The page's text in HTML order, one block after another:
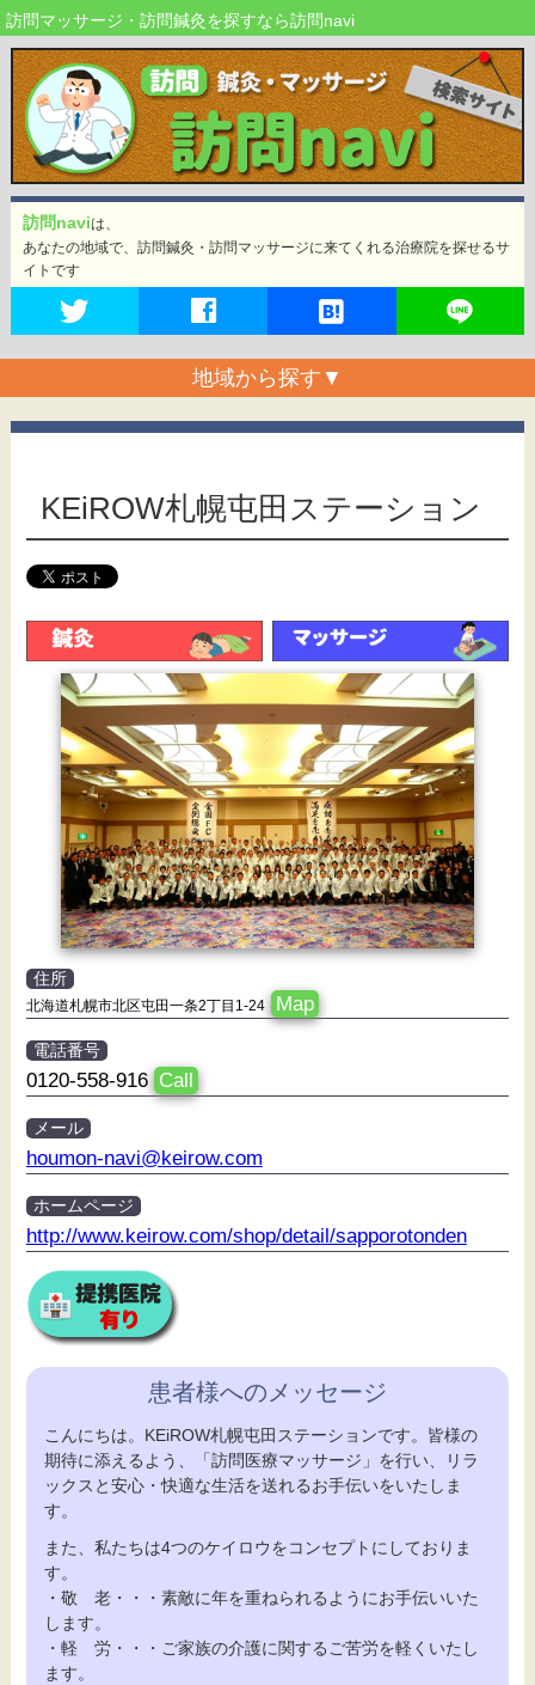
訪問マッサージ・訪問鍼灸を探すなら訪問navi
訪問naviは、
あなたの地域で、訪問鍼灸・訪問マッサージに来てくれる治療院を探せるサ
イトです
地域から探す ▼
KEiROW札幌屯田ステーション
住所
北海道札幌市北区屯田一条2丁目1-24 Map
電話番号
0120-558-916 Call
メール
houmon-navi@keirow.com
ホームページ
http://www.keirow.com/shop/detail/sapporotonden
患者様へのメッセージ
こんにちは。KEiROW札幌屯田ステーションです。皆様の
期待に添えるよう、「訪問医療マッサージ」を行い、リラ
ックスと安心・快適な生活を送れるお手伝いをいたしま
す。
また、私たちは4つのケイロウをコンセプトにしておりま
す。
・敬 老・・・素敵に年を重ねられるようにお手伝いいた
します。
・軽 労・・・ご家族の介護に関するご苦労を軽くいたし
ます。